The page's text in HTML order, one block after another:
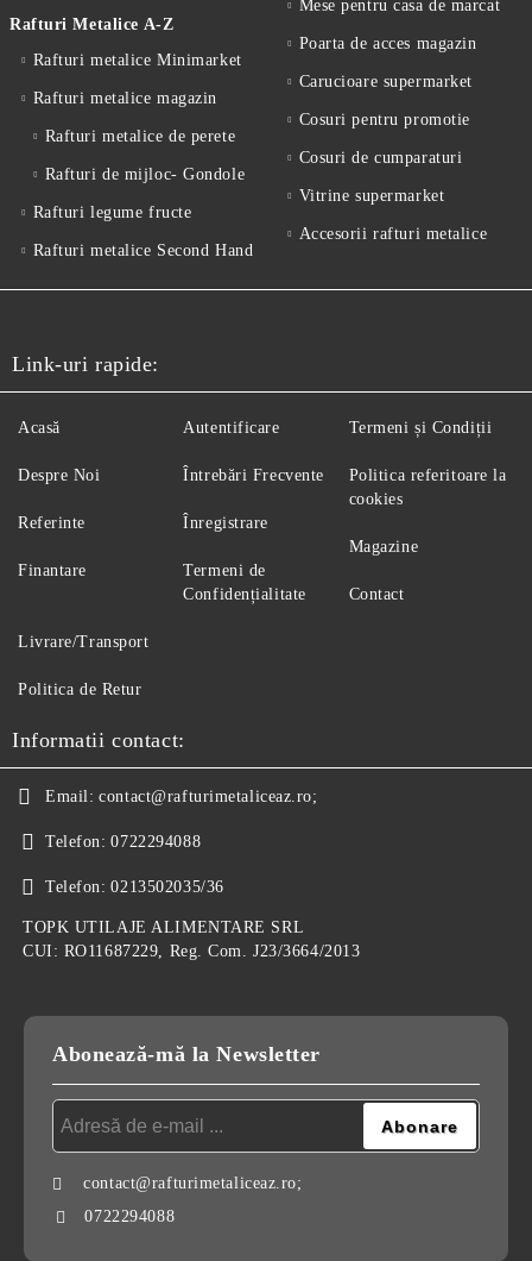
Rafturi Metalice A-Z
Rafturi metalice Minimarket
Rafturi metalice magazin
Rafturi metalice de perete
Rafturi de mijloc- Gondole
Rafturi legume fructe
Rafturi metalice Second Hand
Mese pentru casa de marcat
Poarta de acces magazin
Carucioare supermarket
Cosuri pentru promotie
Cosuri de cumparaturi
Vitrine supermarket
Accesorii rafturi metalice
Link-uri rapide:
Acasă
Despre Noi
Referinte
Finantare
Autentificare
Întrebări Frecvente
Înregistrare
Termeni de
Confidențialitate
Termeni și Condiții
Politica referitoare la
cookies
Magazine
Contact
Livrare/Transport
Politica de Retur
Informatii contact:
Email: contact@rafturimetaliceaz.ro;
Telefon: 0722294088
Telefon: 0213502035/36
TOPK UTILAJE ALIMENTARE SRL
CUI: RO11687229, Reg. Com. J23/3664/2013
Abonează-mă la Newsletter
contact@rafturimetaliceaz.ro;
0722294088